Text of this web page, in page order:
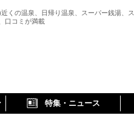
くの温泉、日帰り温泉、スーパー銭湯、ス
口コミが満載
特集・ニュース